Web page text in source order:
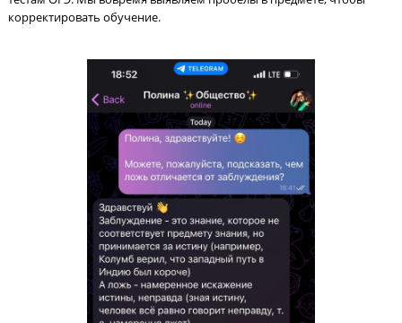
Каждый месяц пробный ОГЭ
Родители и ученик видят динамику роста благодаря
тестам ОГЭ. Мы вовремя выявляем пробелы в предмете,
корректировать обучение.